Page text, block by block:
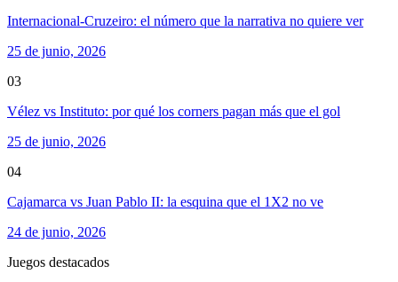
Internacional-Cruzeiro: el número que la narrativa no quiere ver
25 de junio, 2026
03
Vélez vs Instituto: por qué los corners pagan más que el gol
25 de junio, 2026
04
Cajamarca vs Juan Pablo II: la esquina que el 1X2 no ve
24 de junio, 2026
Juegos destacados